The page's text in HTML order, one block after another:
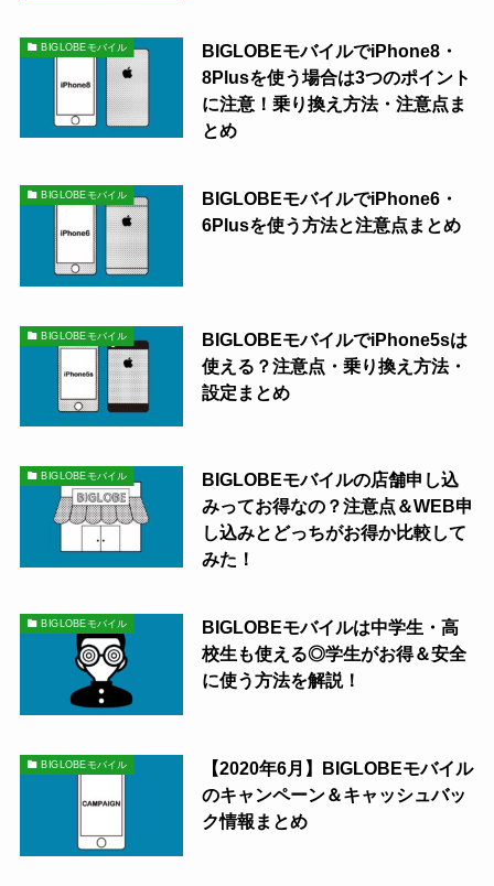
BIGLOBEモバイル
BIGLOBEモバイルでiPhone8・
8Plusを使う場合は3つのポイント
に注意！乗り換え方法・注意点ま
とめ
BIGLOBEモバイル
BIGLOBEモバイルでiPhone6・
6Plusを使う方法と注意点まとめ
BIGLOBEモバイル
BIGLOBEモバイルでiPhone5sは
使える？注意点・乗り換え方法・
設定まとめ
BIGLOBEモバイル
BIGLOBEモバイルの店舗申し込
みってお得なの？注意点＆WEB申
し込みとどっちがお得か比較して
みた！
BIGLOBEモバイル
BIGLOBEモバイルは中学生・高
校生も使える◎学生がお得＆安全
に使う方法を解説！
BIGLOBEモバイル
【2020年6月】BIGLOBEモバイル
のキャンペーン＆キャッシュバッ
ク情報まとめ